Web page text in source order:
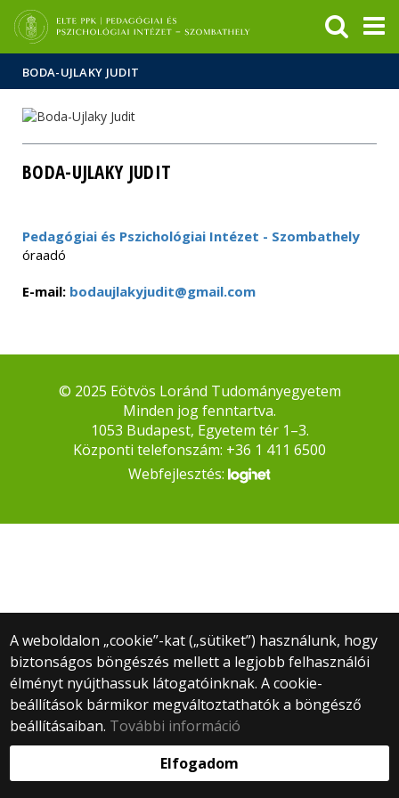
Hírek
Események
ELTE a
sajtóban
BODA-UJLAKY JUDIT
BODA-UJLAKY JUDIT
Pedagógiai és Pszichológiai Intézet - Szombathely
óraadó
E-mail: bodaujlakyjudit@gmail.com
A weboldalon „cookie”-kat („sütiket”) használunk, hogy
biztonságos böngészés mellett a legjobb felhasználói
élményt nyújthassuk látogatóinknak. A cookie-
beállítások bármikor megváltoztathatók a böngésző
beállításaiban. További információ
Elfogadom
© 2025 Eötvös Loránd Tudományegyetem
Minden jog fenntartva.
1053 Budapest, Egyetem tér 1–3.
Központi telefonszám: +36 1 411 6500
Webfejlesztés: